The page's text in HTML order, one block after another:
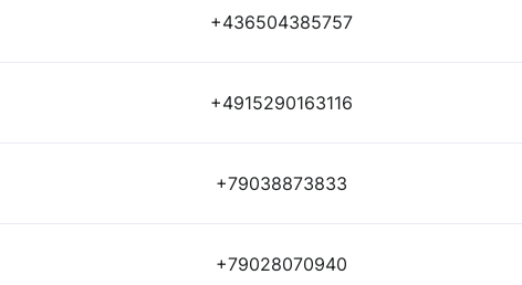
+436504385757
+4915290163116
+79038873833
+79028070940